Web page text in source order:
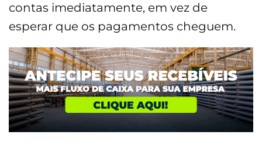
contas imediatamente, em vez de
esperar que os pagamentos cheguem.